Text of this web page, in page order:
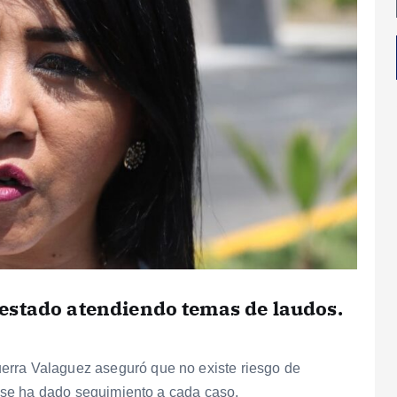
atendiendo temas de laudos.
Valaguez aseguró que no existe riesgo de
ha dado seguimiento a cada caso.